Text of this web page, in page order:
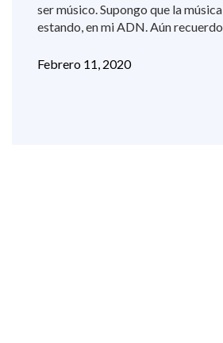
ser músico. Supongo que la
estando, en mi ADN. Aún
Febrero 11, 2020